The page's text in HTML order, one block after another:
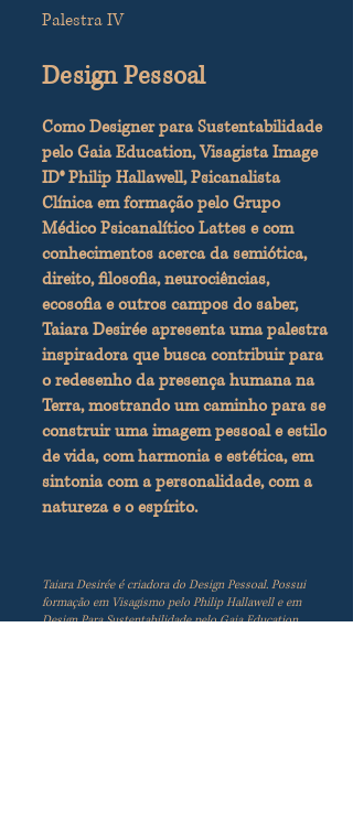
Palestra IV
Design Pessoal
Como Designer para Sustentabilidade
pelo Gaia Education, Visagista Image
ID® Philip Hallawell, Psicanalista
Clínica em formação pelo Grupo
Médico Psicanalítico Lattes e com
conhecimentos acerca da semiótica,
direito, filosofia, neurociências,
ecosofia e outros campos do saber,
Taiara Desirée apresenta uma palestra
inspiradora que busca contribuir para
o redesenho da presença humana na
Terra, mostrando um caminho para se
construir uma imagem pessoal e estilo
de vida, com harmonia e estética, em
sintonia com a personalidade, com a
natureza e o espírito.
Taiara Desirée é criadora do Design Pessoal. Possui
formação em Visagismo pelo Philip Hallawell e em
Design Para Sustentabilidade pelo Gaia Education